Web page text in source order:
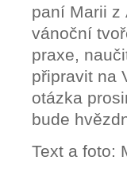
paní Marii z
vánoční
praxe,
připravit na
otázka
bude
Text a foto: